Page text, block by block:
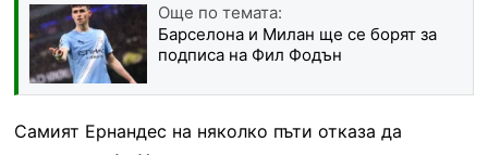
Още по темата:
Барселона и Милан ще се борят за
подписа на Фил Фодън
Самият Ернандес на няколко пъти отказа да